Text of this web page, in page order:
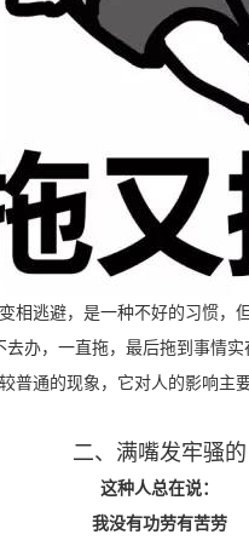
相逃避，是一种不好的习惯，
办， 一直拖，最后拖到事情
普通的现象，它对人的影响主
二、满嘴发牢骚的
这种人总在说：
我没有功劳有苦劳